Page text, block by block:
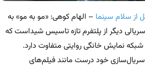
از سلام سینما – الهام کوهی: «مو به مو» به
سریالی دیگر از پلتفرم تازه تاسیس شیداست که
نمایش خانگی روایتی متفاوت دارد.
سریال‌سازی‌ خود درست مانند فیلم‌های